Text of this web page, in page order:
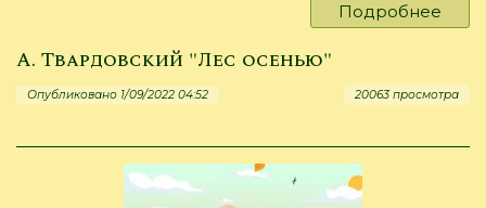
Подробнее
***
А. Твардовский "Лес осенью"
Опубликовано 1/09/2022 04:52 20063 просмотра